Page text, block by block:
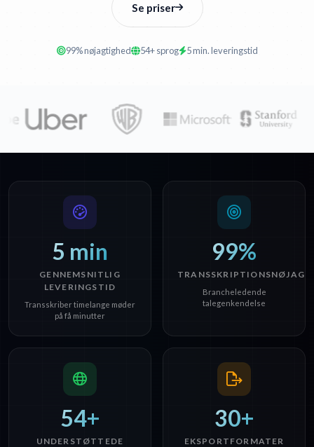
Se priser
99% nøjagtighed 54+ sprog 5 min. leveringstid
5 min
GENNEMSNITLIG
LEVERINGSTID
Transskriber timelange møder
på få minutter
99%
Brancheledende
talegenkendelse
54+
UNDERSTØTTEDE
30+
EKSPORTFORMATER